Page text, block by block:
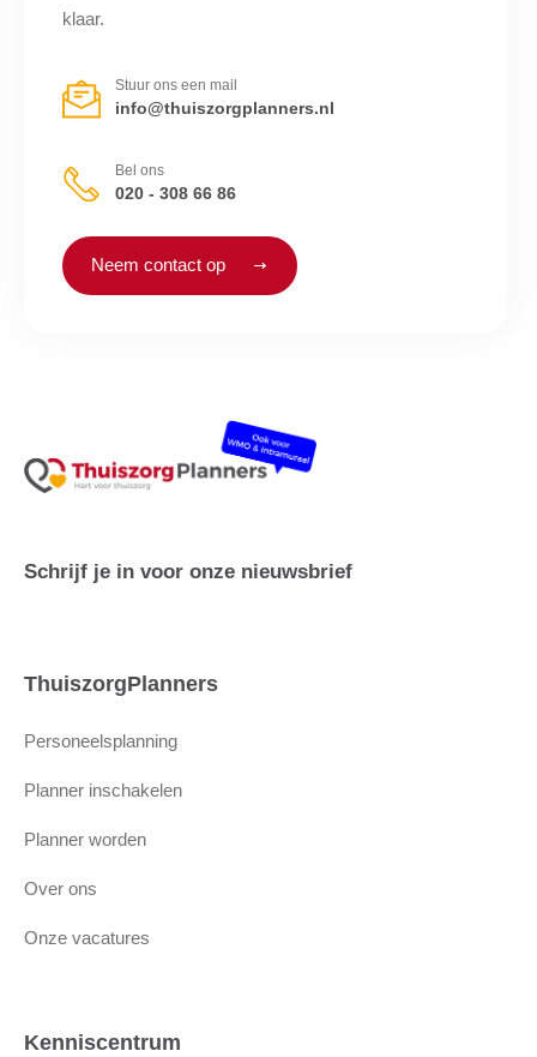
klaar.
Stuur ons een mail
info@thuiszorgplanners.nl
Bel ons
020 - 308 66 86
Neem contact op
Schrijf je in voor onze nieuwsbrief
ThuiszorgPlanners
Personeelsplanning
Planner inschakelen
Planner worden
Over ons
Onze vacatures
Kenniscentrum